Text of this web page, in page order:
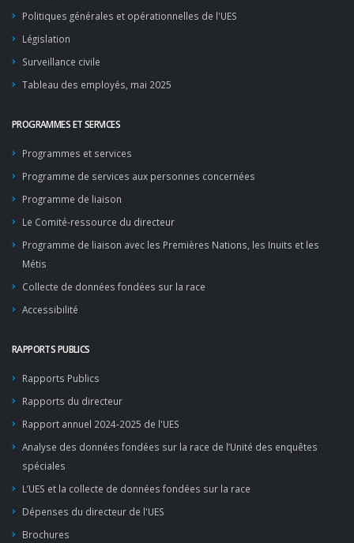
Politiques générales et opérationnelles de l'UES
Législation
Surveillance civile
Tableau des employés, mai 2025
PROGRAMMES ET SERVICES
Programmes et services
Programme de services aux personnes concernées
Programme de liaison
Le Comité-ressource du directeur
Programme de liaison avec les Premières Nations, les Inuits et les
Métis
Collecte de données fondées sur la race
Accessibilité
RAPPORTS PUBLICS
Rapports Publics
Rapports du directeur
Rapport annuel 2024-2025 de l'UES
Analyse des données fondées sur la race de l’Unité des enquêtes
spéciales
L’UES et la collecte de données fondées sur la race
Dépenses du directeur de l'UES
Brochures